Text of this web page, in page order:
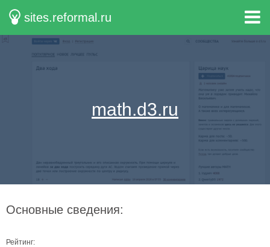
sites.reformal.ru
math.d3.ru
Основные сведения:
Рейтинг: